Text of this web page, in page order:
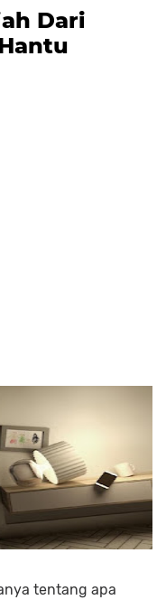
Dari
tentang apa